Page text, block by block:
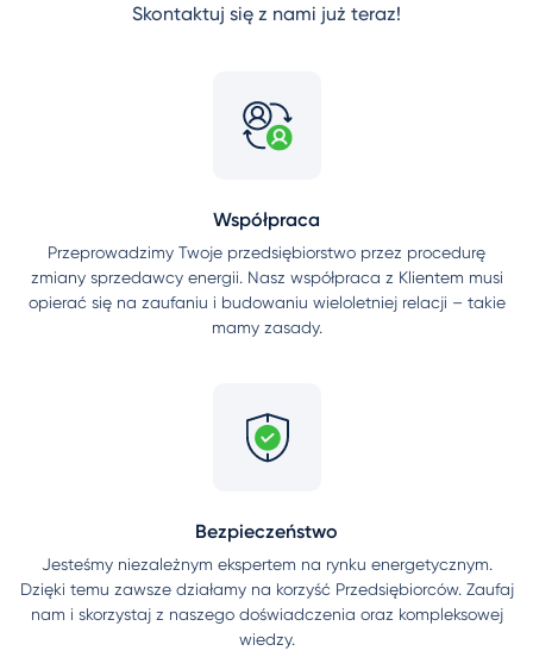
Skontaktuj się z nami już teraz!
Współpraca
Przeprowadzimy Twoje przedsiębiorstwo przez procedurę
zmiany sprzedawcy energii. Nasz współpraca z Klientem musi
opierać się na zaufaniu i budowaniu wieloletniej relacji – takie
mamy zasady.
Bezpieczeństwo
Jesteśmy niezależnym ekspertem na rynku energetycznym.
Dzięki temu zawsze działamy na korzyść Przedsiębiorców. Zaufaj
nam i skorzystaj z naszego doświadczenia oraz kompleksowej
wiedzy.